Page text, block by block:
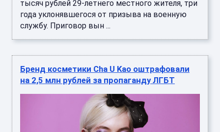
тысяч рублей 29-летнего местного жителя, три
года уклонявшегося от призыва на военную
службу. Приговор вын ...
Бренд косметики Cha U Kao оштрафовали
на 2,5 млн рублей за пропаганду ЛГБТ